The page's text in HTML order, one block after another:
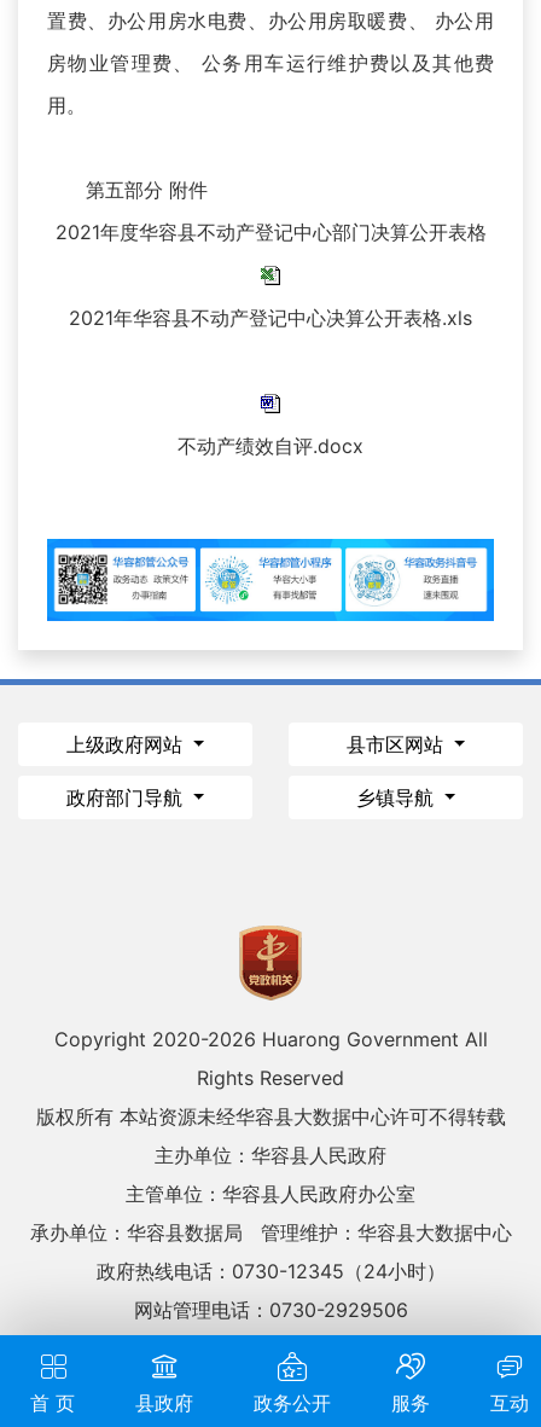
首 页 县政府 政务公开 服务 互动
置费、办公用房水电费、办公用房取暖费、 办公用
房物业管理费、 公务用车运行维护费以及其他费
用。
第五部分 附件
2021年度华容县不动产登记中心部门决算公开表格
2021年华容县不动产登记中心决算公开表格.xls
不动产绩效自评.docx
上级政府网站 县市区网站
政府部门导航 乡镇导航
Copyright 2020-2026 Huarong Government All
Rights Reserved
版权所有 本站资源未经华容县大数据中心许可不得转载
主办单位：华容县人民政府
主管单位：华容县人民政府办公室
承办单位：华容县数据局
管理维护：华容县大数据中心
政府热线电话：0730-12345（24小时）
网站管理电话：0730-2929506
网站标识码：4306230032
湘ICP备09004767号
湘公网安备：43062302000123号
网站地图